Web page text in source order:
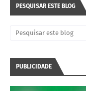
PESQUISAR ESTE BLOG
PUBLICIDADE